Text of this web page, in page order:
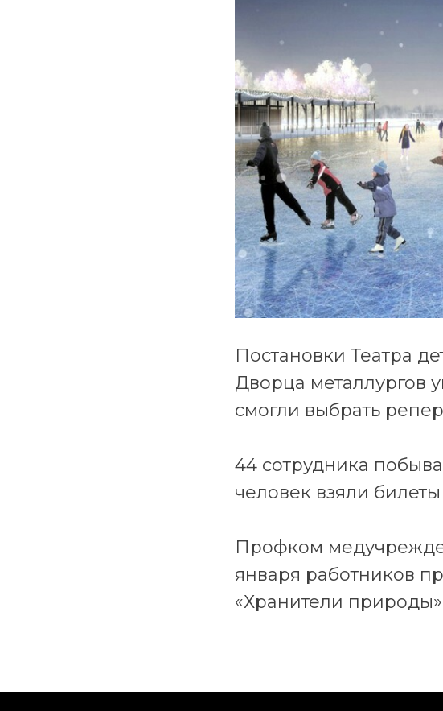
Постановки Театра
Дворца металлургов
смогли выбрать
44 сотрудника
человек взяли
Профком
января работников
«Хранители